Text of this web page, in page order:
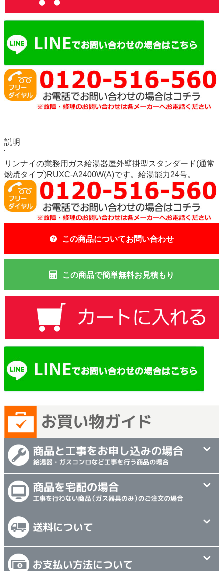
説明
リンナイの業務用ガス給湯器屋外壁掛型スタンダード(通常
燃焼タイプ)RUXC-A2400W(A)です。給湯能力24号。
この商品についてお問い合わせ
この商品で簡単無料お見積もり